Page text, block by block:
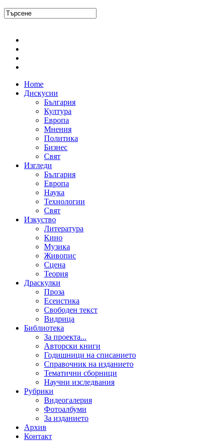
Home
Дискусии
България
Култура
Европа
Мнения
Политика
Бизнес
Свят
Изгледи
България
Европа
Наука
Технологии
Свят
Изкуство
Литература
Кино
Музика
Живопис
Сцена
Теория
Драскулки
Проза
Есеистика
Свободен текст
Видрица
Библиотека
За проекта...
Авторски книги
Годишници на списанието
Справочник на изданието
Тематични сборници
Научни изследвания
Рубрики
Видеогалерия
Фотоалбуми
За изданието
Архив
Контакт